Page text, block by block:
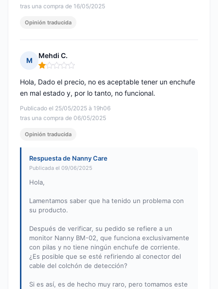
tras una compra de 16/05/2025
Opinión traducida
M
Mehdi C.
Nota: 1 de 5
Publicado el 25/05/2025 à 19h06
tras una compra de 06/05/2025
Hola, Dado el precio, no es aceptable tener un enchufe
en mal estado y, por lo tanto, no funcional.
Opinión traducida
Respuesta de Nanny Care
Publicada el 09/06/2025
Hola,
Lamentamos saber que ha tenido un problema con
su producto.
Después de verificar, su pedido se refiere a un
monitor Nanny BM-02, que funciona exclusivamente
con pilas y no tiene ningún enchufe de corriente.
¿Es posible que se esté refiriendo al conector del
cable del colchón de detección?
Si es así, es de hecho muy raro, pero tomamos este